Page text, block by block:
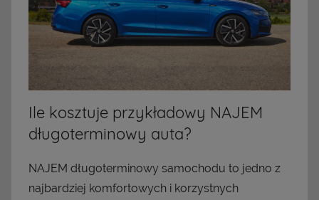
Ile kosztuje przykładowy NAJEM
długoterminowy auta?
NAJEM długoterminowy samochodu to jedno z
najbardziej komfortowych i korzystnych